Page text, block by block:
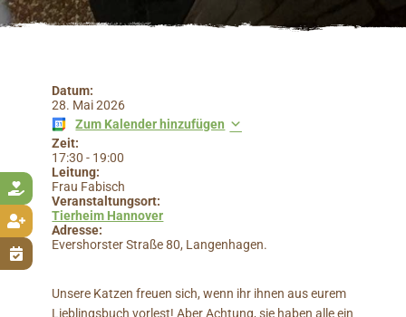



Datum:
28. Mai 2026
Zum Kalender hinzufügen
Zeit:
17:30 - 19:00
Leitung:
Frau Fabisch
Veranstaltungsort:
Tierheim Hannover
Adresse:
Evershorster Straße 80, Langenhagen.
Unsere Katzen freuen sich, wenn ihr ihnen aus eurem
Lieblingsbuch vorlest! Aber Achtung, sie haben alle ein